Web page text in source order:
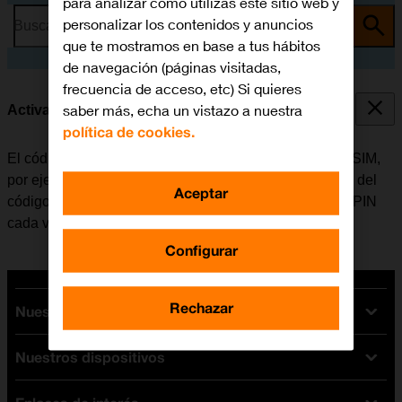
Busca por problema o tema
Activar o desactivar el uso del código PIN
El código PIN evita que otros puedan utilizar la tarjeta SIM,
por ejemplo, en caso de robo del móvil. Cuando el uso del
código PIN está activado, se debe introducir el código PIN
cada vez que se enciende el móvil.
Nuestras tarifas
Tarifas Orange
Tarifas fibra y móvil
Nuestros dispositivos
personalizar los contenidos y anuncios
que te mostramos en base a tus hábitos
de navegación (páginas visitadas,
frecuencia de acceso, etc) Si quieres
saber más, echa un vistazo a nuestra
política de cookies.
Configurar
Rechazar
Aceptar